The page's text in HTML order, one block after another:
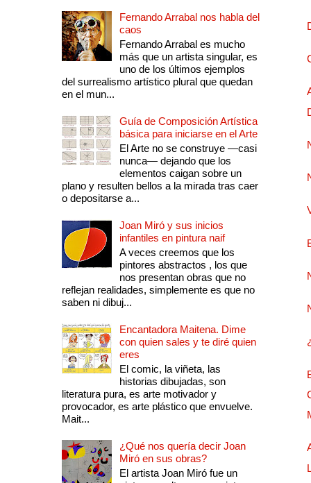
Fernando Arrabal nos habla del
caos
Fernando Arrabal es mucho
más que un artista singular, es
uno de los últimos ejemplos
del surrealismo artístico plural que quedan
en el mun...
Guía de Composición Artística
básica para iniciarse en el Arte
El Arte no se construye —casi
nunca— dejando que los
elementos caigan sobre un
plano y resulten bellos a la mirada tras caer
o depositarse a...
Joan Miró y sus inicios
infantiles en pintura naif
A veces creemos que los
pintores abstractos , los que
nos presentan obras que no
reflejan realidades, simplemente es que no
saben ni dibuj...
Encantadora Maitena. Dime
con quien sales y te diré quien
eres
El comic, la viñeta, las
historias dibujadas, son
literatura pura, es arte motivador y
provocador, es arte plástico que envuelve.
Mait...
¿Qué nos quería decir Joan
Miró en sus obras?
El artista Joan Miró fue un